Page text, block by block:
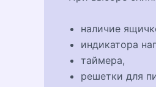
наличие
индикатора
таймера,
решетки для